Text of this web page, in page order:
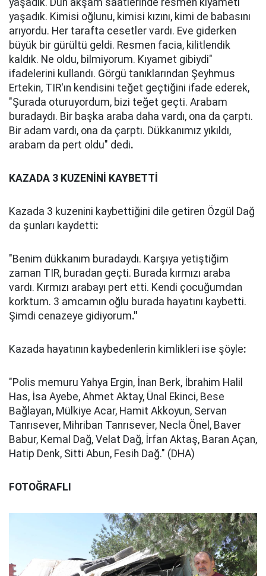
yaşadık. Dün akşam saatlerinde resmen kıyameti
yaşadık. Kimisi oğlunu, kimisi kızını, kimi de babasını
arıyordu. Her tarafta cesetler vardı. Eve giderken
büyük bir gürültü geldi. Resmen facia, kilitlendik
kaldık. Ne oldu, bilmiyorum. Kıyamet gibiydi"
ifadelerini kullandı. Görgü tanıklarından Şeyhmus
Ertekin, TIR'ın kendisini teğet geçtiğini ifade ederek,
"Şurada oturuyordum, bizi teğet geçti. Arabam
buradaydı. Bir başka araba daha vardı, ona da çarptı.
Bir adam vardı, ona da çarptı. Dükkanımız yıkıldı,
arabam da pert oldu" dedi.
KAZADA 3 KUZENİNİ KAYBETTİ
Kazada 3 kuzenini kaybettiğini dile getiren Özgül Dağ
da şunları kaydetti:
"Benim dükkanım buradaydı. Karşıya yetiştiğim
zaman TIR, buradan geçti. Burada kırmızı araba
vardı. Kırmızı arabayı pert etti. Kendi çocuğumdan
korktum. 3 amcamın oğlu burada hayatını kaybetti.
Şimdi cenazeye gidiyorum."
Kazada hayatının kaybedenlerin kimlikleri ise şöyle:
"Polis memuru Yahya Ergin, İnan Berk, İbrahim Halil
Has, İsa Ayebe, Ahmet Aktay, Ünal Ekinci, Bese
Bağlayan, Mülkiye Acar, Hamit Akkoyun, Servan
Tanrısever, Mihriban Tanrısever, Necla Önel, Baver
Babur, Kemal Dağ, Velat Dağ, İrfan Aktaş, Baran Açan,
Hatip Denk, Sitti Abun, Fesih Dağ." (DHA)
FOTOĞRAFLI